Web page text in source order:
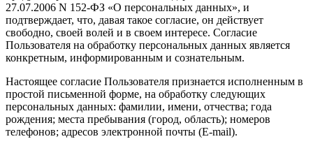
27.07.2006 N 152-ФЗ «О персональных данных», и
подтверждает, что, давая такое согласие, он действует
свободно, своей волей и в своем интересе. Согласие
Пользователя на обработку персональных данных является
конкретным, информированным и сознательным.
Настоящее согласие Пользователя признается исполненным в
простой письменной форме, на обработку следующих
персональных данных: фамилии, имени, отчества; года
рождения; места пребывания (город, область); номеров
телефонов; адресов электронной почты (E-mail).